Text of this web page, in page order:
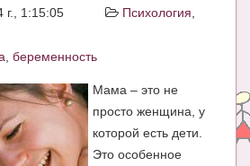
г., 1:15:05 Психология
беременность
Мама – это не
просто женщина, у
которой есть дети.
Это особенное